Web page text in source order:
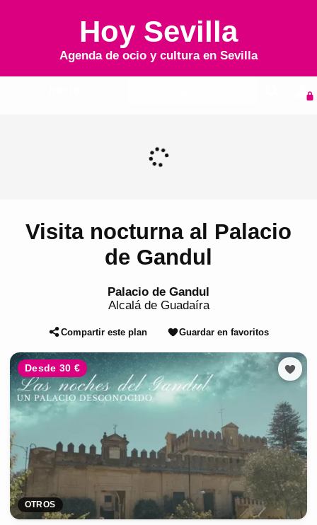
Hoy Sevilla
Agenda de ocio y cultura en Sevilla
Visita nocturna al Palacio
de Gandul
Palacio de Gandul
Alcalá de Guadaíra
Compartir este plan Guardar en favoritos
Desde 30 €
OTROS